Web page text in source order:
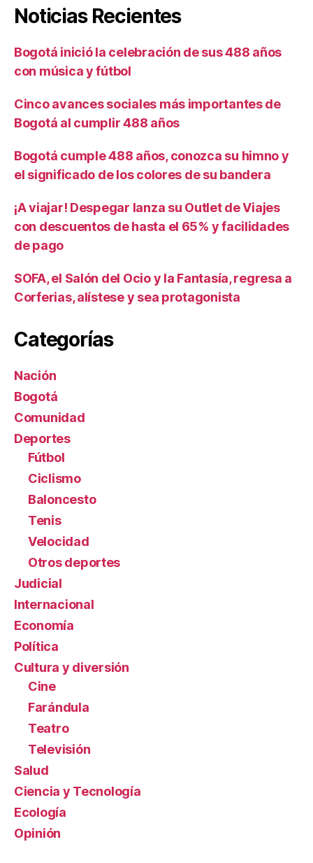
Noticias Recientes
Bogotá inició la celebración de sus 488 años
con música y fútbol
Cinco avances sociales más importantes de
Bogotá al cumplir 488 años
Bogotá cumple 488 años, conozca su himno y
el significado de los colores de su bandera
¡A viajar! Despegar lanza su Outlet de Viajes
con descuentos de hasta el 65% y facilidades
de pago
SOFA, el Salón del Ocio y la Fantasía, regresa a
Corferias, alístese y sea protagonista
Categorías
Nación
Bogotá
Comunidad
Deportes
Fútbol
Ciclismo
Baloncesto
Tenis
Velocidad
Otros deportes
Judicial
Internacional
Economía
Política
Cultura y diversión
Cine
Farándula
Teatro
Televisión
Salud
Ciencia y Tecnología
Ecología
Opinión